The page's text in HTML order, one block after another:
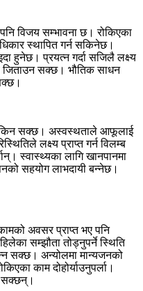
पनि विजय सम्भावना छ। रोकिएका
स्थापित गर्न सकिनेछ।
हुनेछ। प्रयत्न गर्दा सजिलै लक्ष्य
जिताउन सक्छ। भौतिक साधन
सक्छ। अस्वस्थताले आफूलाई
लक्ष्य प्राप्त गर्न विलम्ब
स्वास्थ्यका लागि खानपानमा
सहयोग लाभदायी बन्नेछ।
अवसर प्राप्त भए पनि
सम्झौता तोड्नुपर्ने स्थिति
सक्छ। अन्योलमा मान्यजनको
काम दोहोर्याउनुपर्ला।
सक्छन्।